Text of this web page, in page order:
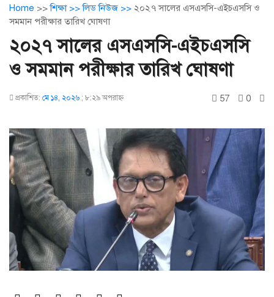
Home >>শিক্ষা >>লিড নিউজ >> ২০২৭ সালের এসএসসি-এইচএসসি ও
সমমান পরীক্ষার তারিখ ঘোষণা
২০২৭ সালের এসএসসি-এইচএসসি
ও সমমান পরীক্ষার তারিখ ঘোষণা
প্রকাশিত: মে ১৪, ২০২৬ ; ৮:২৯ অপরাহ্ণ 57 0